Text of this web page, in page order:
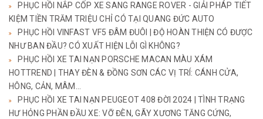
PHỤC HỒI NẮP CỐP XE SANG RANGE ROVER - GIẢI PHÁP TIẾT
KIỆM TIỀN TRĂM TRIỆU CHỈ CÓ TẠI QUANG ĐỨC AUTO
PHỤC HỒI VINFAST VF5 ĐÂM ĐUÔI | ĐỘ HOÀN THIỆN CÓ ĐƯỢC
NHƯ BAN ĐẦU? CÓ XUẤT HIỆN LỖI GÌ KHÔNG?
PHỤC HỒI XE TAI NẠN PORSCHE MACAN MÀU XÁM
HOTTREND | THAY ĐÈN & ĐỒNG SƠN CÁC VỊ TRÍ: CÁNH CỬA,
HÔNG, CẢN, MÂM...
PHỤC HỒI XE TAI NẠN PEUGEOT 408 ĐỜI 2024 | TÌNH TRẠNG
HƯ HỎNG PHẦN ĐẦU XE: VỠ ĐÈN, GÃY XƯƠNG TĂNG CỨNG,